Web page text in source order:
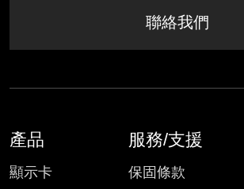
聯絡我們
產品
顯示卡
服務/支援
保固條款